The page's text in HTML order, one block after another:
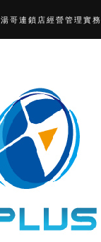
哥連鎖店經營管理實務